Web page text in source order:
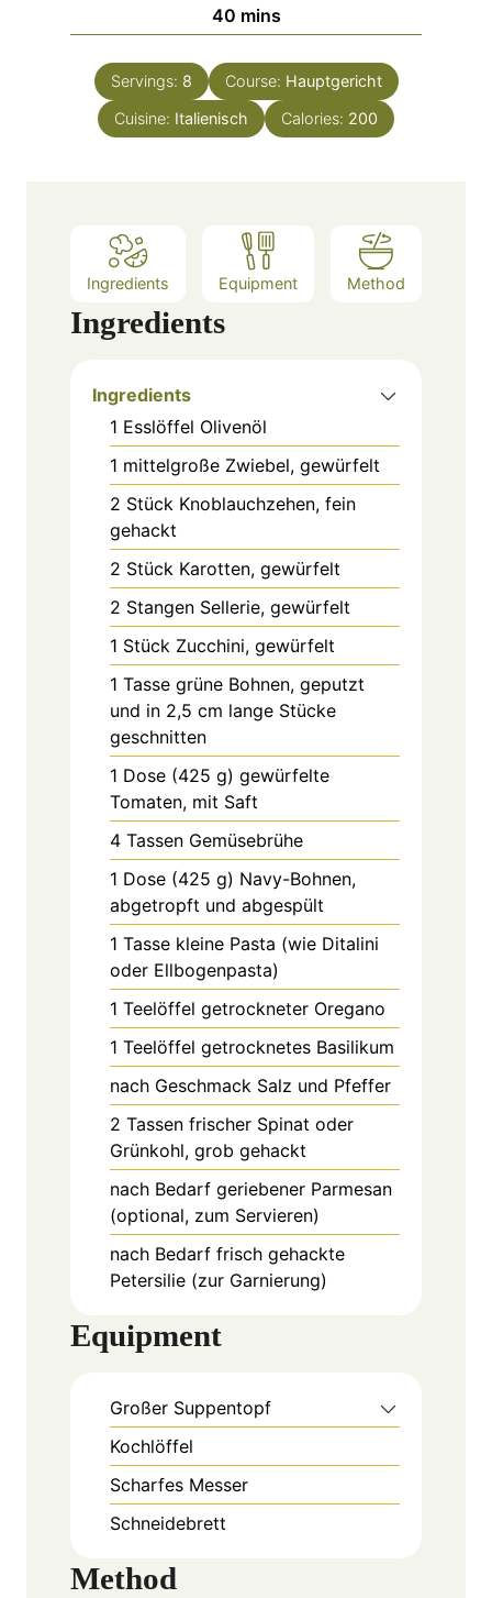
e
s
u
e
s
40m
i
n
u
t
mins
Servings: 8 Course: Hauptgericht
Cuisine: Italienisch Calories: 200
Ingredients Equipment Method
Ingredients
Ingredients
1 Esslöffel Olivenöl
1 mittelgroße Zwiebel, gewürfelt
2 Stück Knoblauchzehen, fein
gehackt
2 Stück Karotten, gewürfelt
2 Stangen Sellerie, gewürfelt
1 Stück Zucchini, gewürfelt
1 Tasse grüne Bohnen, geputzt
und in 2,5 cm lange Stücke
geschnitten
1 Dose (425 g) gewürfelte
Tomaten, mit Saft
4 Tassen Gemüsebrühe
1 Dose (425 g) Navy-Bohnen,
abgetropft und abgespült
1 Tasse kleine Pasta (wie Ditalini
oder Ellbogenpasta)
1 Teelöffel getrockneter Oregano
1 Teelöffel getrocknetes Basilikum
nach Geschmack Salz und Pfeffer
2 Tassen frischer Spinat oder
Grünkohl, grob gehackt
nach Bedarf geriebener Parmesan
(optional, zum Servieren)
nach Bedarf frisch gehackte
Petersilie (zur Garnierung)
Equipment
Großer Suppentopf
Kochlöffel
Scharfes Messer
Schneidebrett
Method